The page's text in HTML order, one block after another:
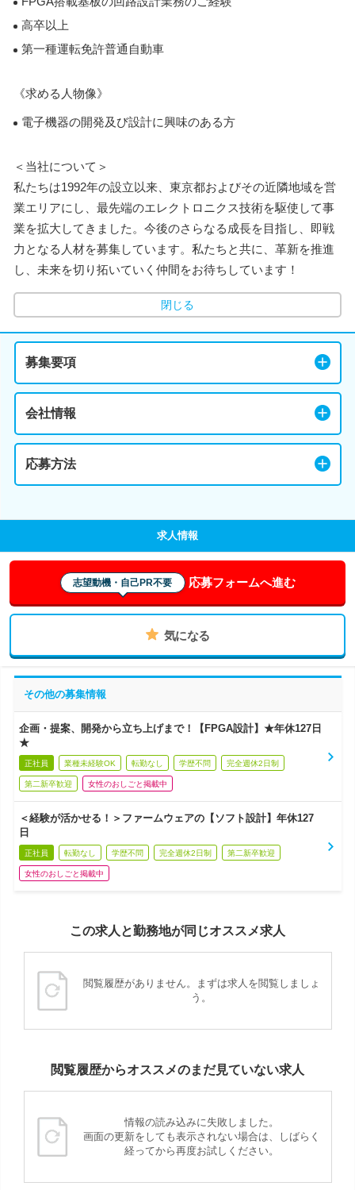
高卒以上
第一種運転免許普通自動車
《求める人物像》
電子機器の開発及び設計に興味のある方
＜当社について＞
私たちは1992年の設立以来、東京都およびその近隣地域を営
業エリアにし、最先端のエレクトロニクス技術を駆使して事
業を拡大してきました。今後のさらなる成長を目指し、即戦
力となる人材を募集しています。私たちと共に、革新を推進
し、未来を切り拓いていく仲間をお待ちしています！
閉じる
募集要項
会社情報
応募方法
求人情報
志望動機・自己PR不要 応募フォームへ進む
気になる
その他の募集情報
企画・提案、開発から立ち上げまで！【FPGA設計】★年休127日
★
正社員 業種未経験OK 転勤なし 学歴不問 完全週休2日制
第二新卒歓迎 女性のおしごと掲載中
＜経験が活かせる！＞ファームウェアの【ソフト設計】年休127
日
正社員 転勤なし 学歴不問 完全週休2日制 第二新卒歓迎
女性のおしごと掲載中
この求人と勤務地が同じオススメ求人
閲覧履歴がありません。まずは求人を閲覧しましょ
う。
閲覧履歴からオススメのまだ見ていない求人
情報の読み込みに失敗しました。
画面の更新をしても表示されない場合は、しばらく
経ってから再度お試しください。